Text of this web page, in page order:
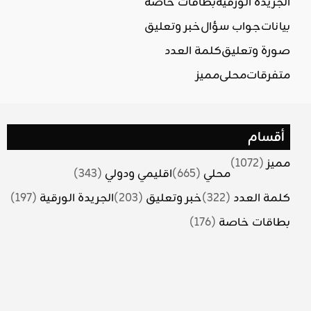
بياناتجواب سؤالخبر وتعليق
صورة وتعليقكلمة العدد
متفرقاتمحليمميز
أقسام
مميز(1072)
محلي (665) اقليمي ودولي (343)
كلمة العدد (322) خبر وتعليق (203) الجريدة الورقية (197)
بطاقات خاصة (176)